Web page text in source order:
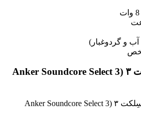
5) انکر ساندکور سِلکت ۳ (Anker Soundcore Select 3